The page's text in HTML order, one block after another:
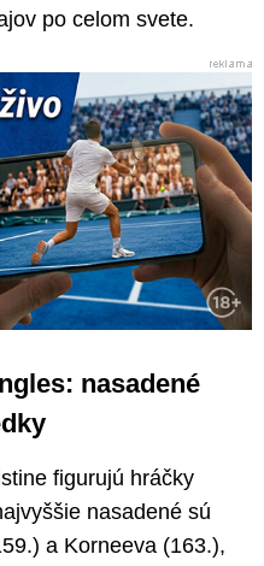
po celom svete.
nasadené
figurujú hráčky
nasadené sú
a Korneeva (163.),